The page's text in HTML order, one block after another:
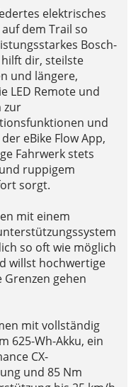
elektrisches
dem Trail so
Bosch-
dir, steilste
und längere,
LED Remote und
zur
und
eBike Flow App,
Fahrwerk stets
ruppigem
sorgt.
mit einem
so oft wie möglich
willst hochwertige
gehen
mit vollständig
625-Wh-Akku, ein
CX-
und 85 Nm